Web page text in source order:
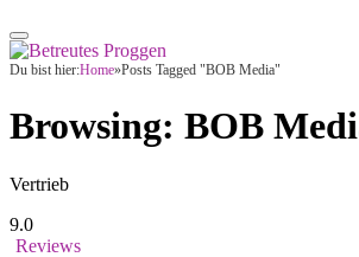
Du bist hier:Home»Posts Tagged "BOB Media"
Browsing: BOB
Vertrieb
9.0
Reviews